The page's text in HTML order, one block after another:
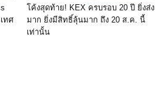
ทศ
โค้งสุดท้าย! KEX ครบรอบ 20 ปี ยิ่งส่ง
มาก ยิ่งมีสิทธิ์ลุ้นมาก ถึง 20 ส.ค. นี้
เท่านั้น